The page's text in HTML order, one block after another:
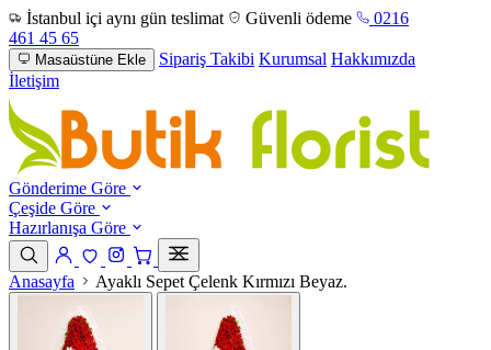
İstanbul içi aynı gün teslimat Güvenli ödeme
0216
461 45 65
Masaüstüne Ekle Sipariş Takibi Kurumsal Hakkımızda
İletişim
Gönderime Göre
Çeşide Göre
Hazırlanışa Göre
Anasayfa Ayaklı Sepet Çelenk Kırmızı Beyaz.